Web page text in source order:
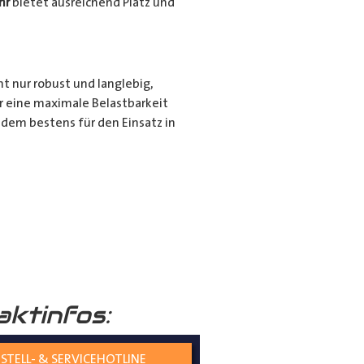
nur robust und langlebig,
eine maximale Belastbarkeit
bestens für den Einsatz in
& SERVICEHOTLINE